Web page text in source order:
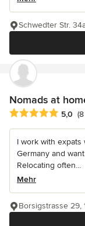
Schwedter Str.
Nomads at
Durchschnittliche
5,0
I work with expats
Germany and
Relocating often...
Mehr
Borsigstrasse 29,